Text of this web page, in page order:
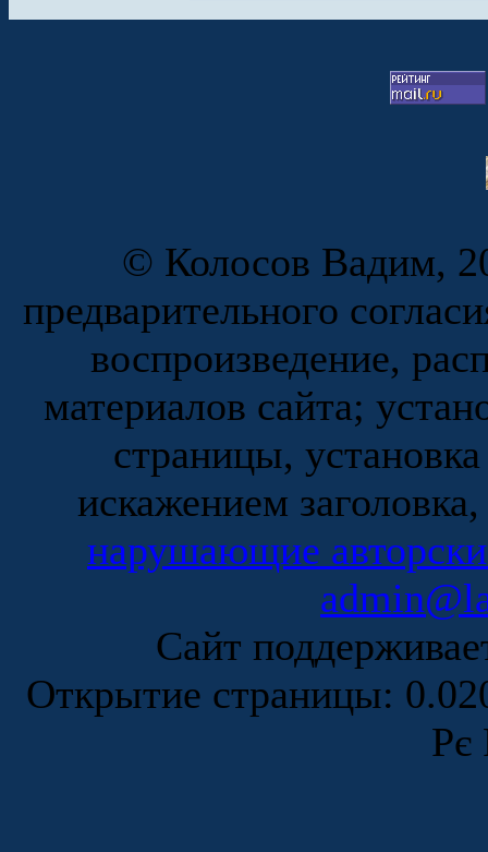
© Колосов Вадим,
предварительного
воспроизведение,
материалов сайта;
страницы,
искажением
нарушающие
Сайт
Открытие страницы:
Рє